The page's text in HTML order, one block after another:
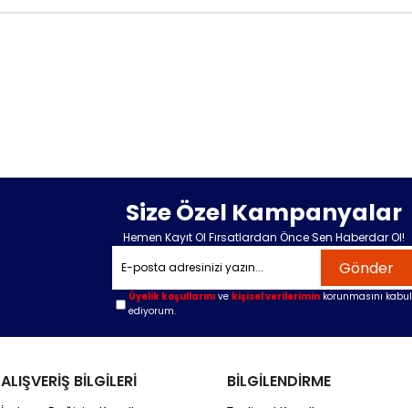
Size Özel Kampanyalar
Hemen Kayıt Ol Fırsatlardan Önce Sen Haberdar Ol!
Gönder
Üyelik koşullarını ve kişisel verilerimin korunmasını kabul
ediyorum.
ALIŞVERİŞ BİLGİLERİ BİLGİLENDİRME